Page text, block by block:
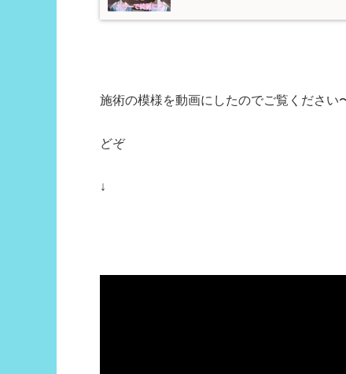
施術の模様を動画にしたのでご覧ください
どぞ
↓